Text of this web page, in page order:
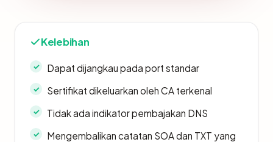
Kelebihan
Dapat dijangkau pada port standar
Sertifikat dikeluarkan oleh CA terkenal
Tidak ada indikator pembajakan DNS
Mengembalikan catatan SOA dan TXT yang